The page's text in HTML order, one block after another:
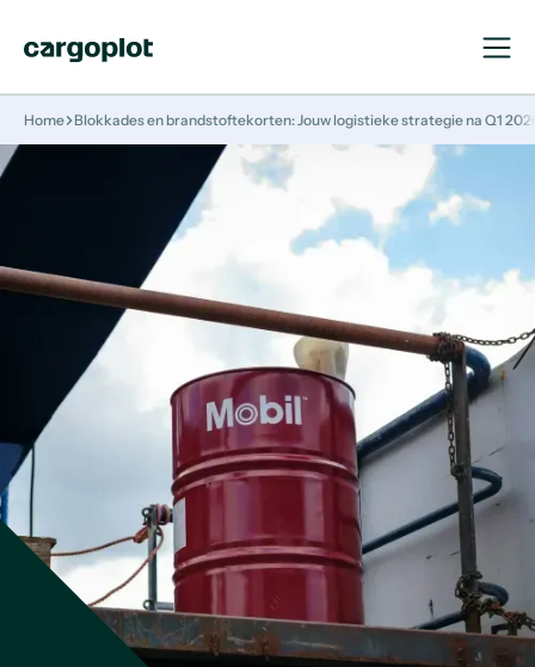
Open
Close
Home Blokkades en brandstoftekorten: Jouw logistieke strategie na Q1